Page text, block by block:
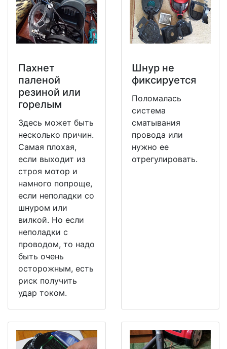
Пахнет
паленой
резиной или
горелым
Здесь может быть
несколько причин.
Самая плохая,
если выходит из
строя мотор и
намного попроще,
если неполадки со
шнуром или
вилкой. Но если
неполадки с
проводом, то надо
быть очень
осторожным, есть
риск получить
удар током.
Шнур не
фиксируется
Поломалась
система
сматывания
провода или
нужно ее
отрегулировать.